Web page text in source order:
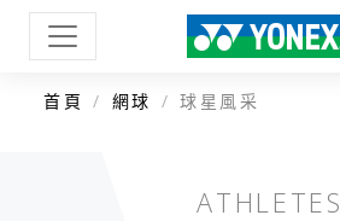
首頁 網球 球星風采
ATHLETES